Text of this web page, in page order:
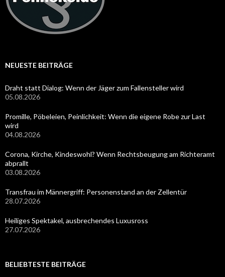
NEUESTE BEITRÄGE
Draht statt Dialog: Wenn der Jäger zum Fallensteller wird
05.08.2026
Promille, Pöbeleien, Peinlichkeit: Wenn die eigene Robe zur Last
wird
04.08.2026
Corona, Kirche, Kindeswohl? Wenn Rechtsbeugung am Richteramt
abprallt
03.08.2026
Transfrau im Männergriff: Personenstand an der Zellentür
28.07.2026
Heiliges Spektakel, ausbrechendes Luxusross
27.07.2026
BELIEBTESTE BEITRÄGE